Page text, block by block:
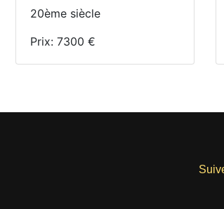
20ème siècle
Prix: 7300 €